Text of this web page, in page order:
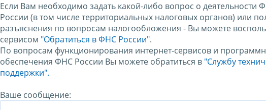
Если Вам необходимо задать какой-либо вопрос о деятельности
России (в том числе территориальных налоговых органов) или
разъяснения по вопросам налогообложения - Вы можете
сервисом "Обратиться в ФНС России".
По вопросам функционирования интернет-сервисов и
обеспечения ФНС России Вы можете обратиться в "Службу
поддержки".
Ваше сообщение: